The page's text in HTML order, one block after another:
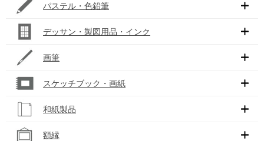
パステル・色鉛筆
デッサン・製図用品・インク
画筆
スケッチブック・画紙
和紙製品
額縁